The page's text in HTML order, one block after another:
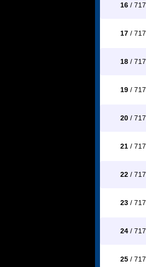
16/ 717
17/ 717
18/ 717
19/ 717
20/ 717
21/ 717
22/ 717
23/ 717
24/ 717
25/ 717